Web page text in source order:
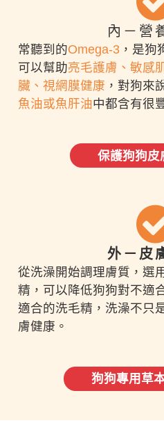
內－營
常聽到的Omega-3，是狗
可以幫助亮毛護膚、敏感
臟、視網膜健康 ，對狗來
魚油或魚肝油中都含有很
保護狗狗
外－皮
從洗澡開始調理膚質，選
精，可以降低狗狗對不適
適合的洗毛精，洗澡不只
膚健康。
狗狗專用草